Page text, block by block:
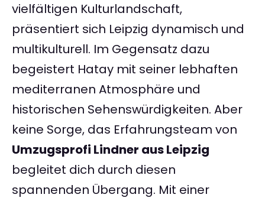
vielfältigen Kulturlandschaft,
präsentiert sich Leipzig dynamisch und
multikulturell. Im Gegensatz dazu
begeistert Hatay mit seiner lebhaften
mediterranen Atmosphäre und
historischen Sehenswürdigkeiten. Aber
keine Sorge, das Erfahrungsteam von
Umzugsprofi Lindner aus Leipzig
begleitet dich durch diesen
spannenden Übergang. Mit einer